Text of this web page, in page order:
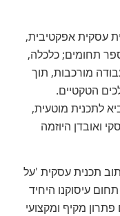
עסקית אפקטיבית,
תחומים; כלכלה,
מורכבות, תוך
הטקטיים.
לתכנית מוטעית,
ואובדן היוזמה
תכנית עסקית 'על
עיסוקנו היחיד
פתרון מקיף ומקצועי